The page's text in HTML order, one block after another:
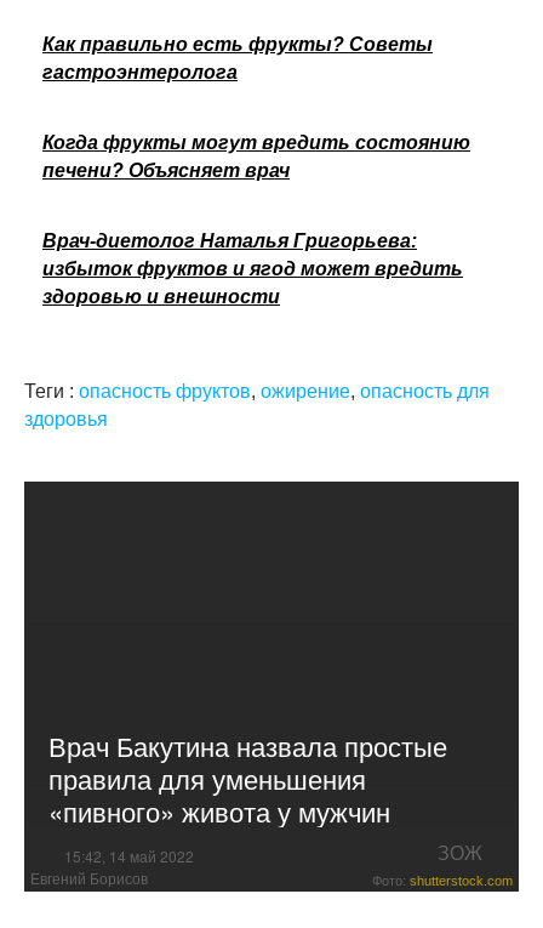
Как правильно есть фрукты? Советы
гастроэнтеролога
Когда фрукты могут вредить состоянию
печени? Объясняет врач
Врач-диетолог Наталья Григорьева:
избыток фруктов и ягод может вредить
здоровью и внешности
Теги : опасность фруктов, ожирение, опасность для
здоровья
Врач Бакутина назвала простые
правила для уменьшения
«пивного» живота у мужчин
15:42, 14 май 2022 ЗОЖ
Евгений Борисов Фото: shutterstock.com